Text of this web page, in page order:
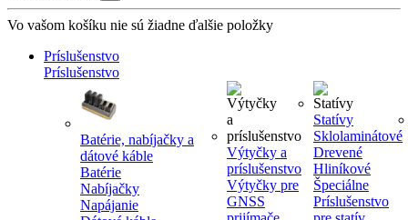
Vo vašom košíku nie sú žiadne ďalšie položky
Príslušenstvo
Príslušenstvo
Batérie, nabíjačky a
dátové káble
Batérie
Nabíjačky
Napájanie
Výtyčky a
príslušenstvo
Výtyčky pre
GNSS
Statívy
Sklolaminátové
Drevené
Hliníkové
Špeciálne
Príslušenstvo